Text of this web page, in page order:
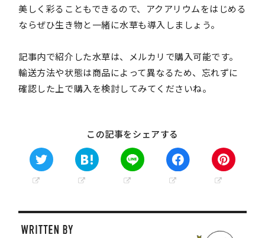
美しく彩ることもできるので、アクアリウムをはじめる
ならぜひ生き物と一緒に水草も導入しましょう。
記事内で紹介した水草は、メルカリで購入可能です。
輸送方法や状態は商品によって異なるため、忘れずに
確認した上で購入を検討してみてくださいね。
この記事をシェアする